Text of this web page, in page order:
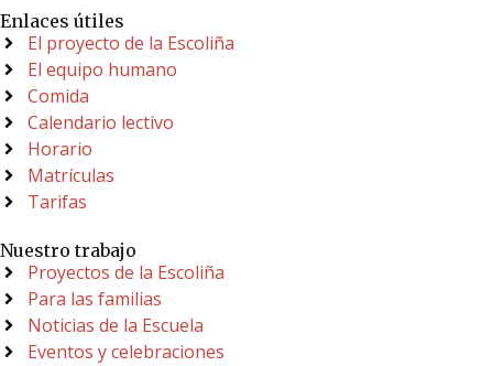
Enlaces útiles
El proyecto de la Escoliña
El equipo humano
Comida
Calendario lectivo
Horario
Matrículas
Tarifas
Nuestro trabajo
Proyectos de la Escoliña
Para las familias
Noticias de la Escuela
Eventos y celebraciones